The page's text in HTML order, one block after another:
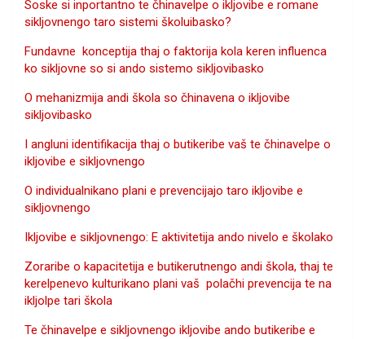
Soske si inportantno te čhinavelpe o ikljovibe e romane
sikljovnengo taro sistemi školuibasko?
Fundavne konceptija thaj o faktorija kola keren influenca
ko sikljovne so si ando sistemo sikljovibasko
O mehanizmija andi škola so čhinavena o ikljovibe
sikljovibasko
I angluni identifikacija thaj o butikeribe vaš te čhinavelpe o
ikljovibe e sikljovnengo
O individualnikano plani e prevencijajo taro ikljovibe e
sikljovnengo
Ikljovibe e sikljovnengo: E aktivitetija ando nivelo e školako
Zoraribe o kapacitetija e butikerutnengo andi škola, thaj te
kerelpenevo kulturikano plani vaš polačhi prevencija te na
ikljolpe tari škola
Te čhinavelpe e sikljovnengo ikljovibe ando butikeribe e